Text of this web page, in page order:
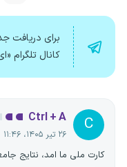
برای دریافت
کانال تلگرام
C
Ctrl + A
۲۶ تیر ۱۴۰۵، ۱۱:۴۶
کارت ملی ما امد، نتایج